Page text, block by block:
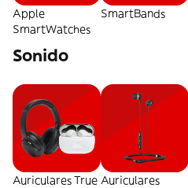
Apple
SmartWatches
SmartBands
Sonido
Auriculares True Auriculares